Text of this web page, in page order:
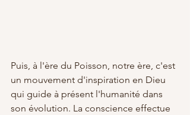
Puis, à l'ère du Poisson, notre ère, c'est
un mouvement d'inspiration en Dieu
qui guide à présent l'humanité dans
son évolution. La conscience effectue